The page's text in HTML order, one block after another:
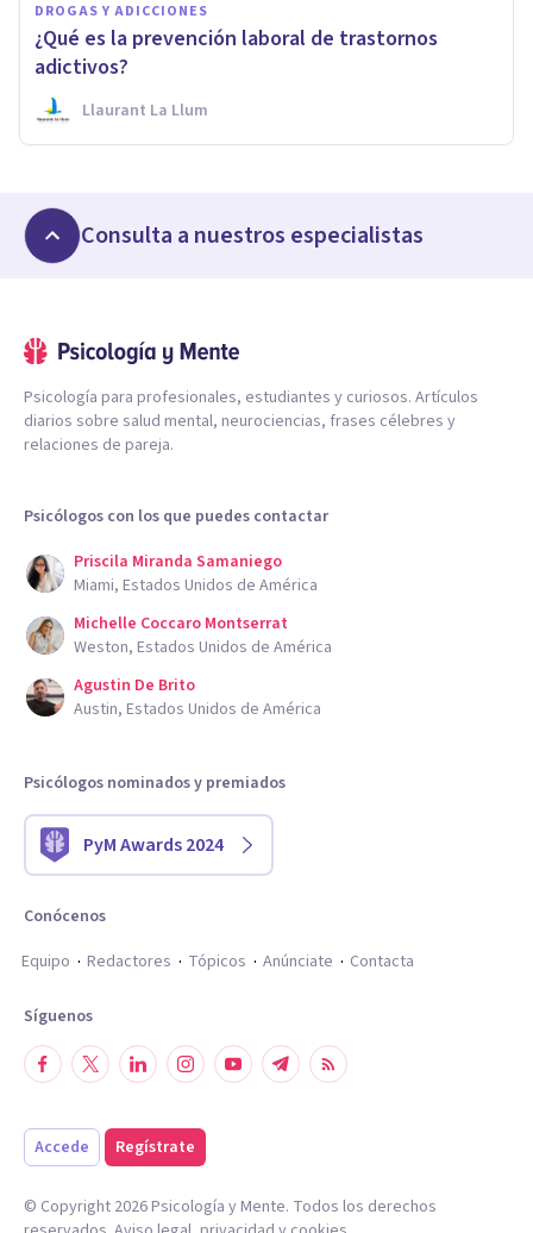
DROGAS Y ADICCIONES
¿Qué es la prevención laboral de trastornos
adictivos?
Llaurant La Llum
Consulta a nuestros especialistas
Psicología para profesionales, estudiantes y curiosos. Artículos
diarios sobre salud mental, neurociencias, frases célebres y
relaciones de pareja.
Psicólogos con los que puedes contactar
Priscila Miranda Samaniego
Miami, Estados Unidos de América
Michelle Coccaro Montserrat
Weston, Estados Unidos de América
Agustin De Brito
Austin, Estados Unidos de América
Psicólogos nominados y premiados
PyM Awards 2024
Conócenos
Equipo
Redactores Tópicos Anúnciate Contacta
Síguenos
Accede Regístrate
© Copyright 2026Psicología y Mente. Todos los derechos